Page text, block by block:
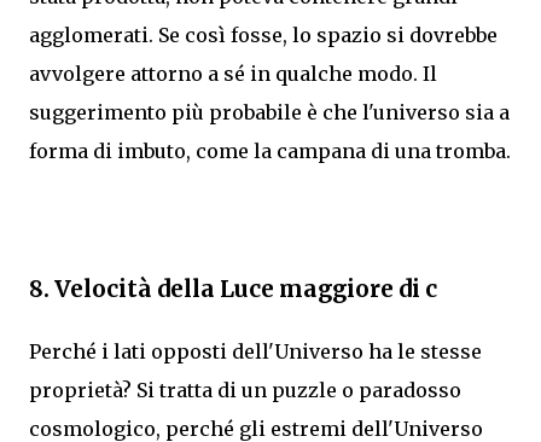
agglomerati. Se così fosse, lo spazio si dovrebbe
avvolgere attorno a sé in qualche modo. Il
suggerimento più probabile è che l'universo sia a
forma di imbuto, come la campana di una tromba.
8. Velocità della Luce maggiore di c
Perché i lati opposti dell'Universo ha le stesse
proprietà? Si tratta di un puzzle o paradosso
cosmologico, perché gli estremi dell'Universo